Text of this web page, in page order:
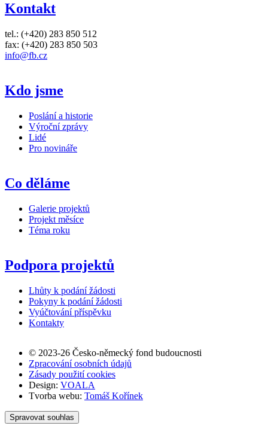
Kontakt
tel.: (+420) 283 850 512
fax: (+420) 283 850 503
info@fb.cz
Kdo jsme
Poslání a historie
Výroční zprávy
Lidé
Pro novináře
Co děláme
Galerie projektů
Projekt měsíce
Téma roku
Podpora projektů
Lhůty k podání žádosti
Pokyny k podání žádosti
Vyúčtování příspěvku
Kontakty
© 2023-26 Česko-německý fond budoucnosti
Zpracování osobních údajů
Zásady použití cookies
Design: VOALA
Tvorba webu: Tomáš Kořínek
Spravovat souhlas